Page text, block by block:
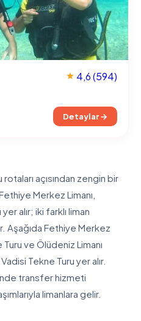
4,6(594)
Detaylar →
açısından zengin bir
Merkez Limanı,
alır; iki farklı liman
Aşağıda Fethiye Merkez
Turu ve Ölüdeniz Limanı
Tekne Turu yer alır.
transfer hizmeti
limanlara gelir.